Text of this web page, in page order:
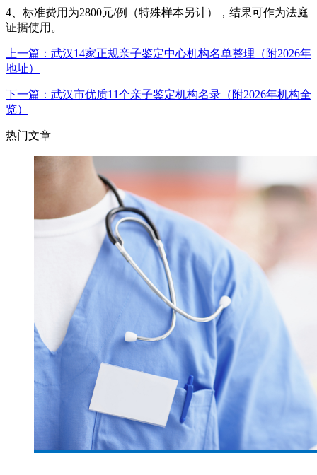
4、标准费用为2800元/例（特殊样本另计），结果可作为法庭
证据使用。
上一篇：武汉14家正规亲子鉴定中心机构名单整理（附2026年
地址）
下一篇：武汉市优质11个亲子鉴定机构名录（附2026年机构全
览）
热门文章